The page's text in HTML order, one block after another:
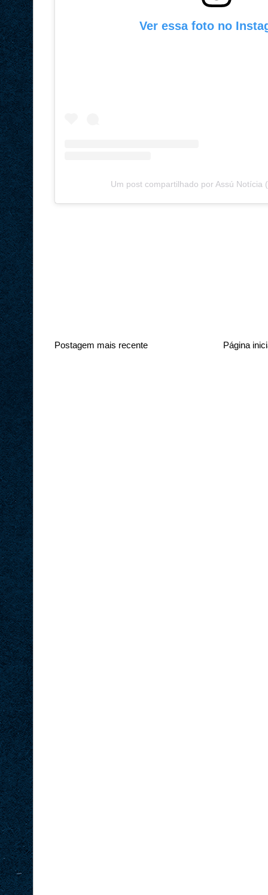
Ver essa foto no
Um post compartilhado por Assú Notícia
Postagem mais recente Página